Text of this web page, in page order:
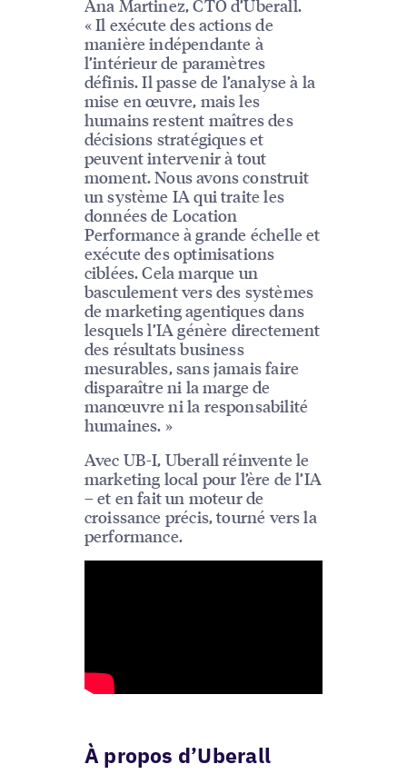
Ana Martinez, CTO d’Uberall.
« Il exécute des actions de
manière indépendante à
l’intérieur de paramètres
définis. Il passe de l’analyse à la
mise en œuvre, mais les
humains restent maîtres des
décisions stratégiques et
peuvent intervenir à tout
moment. Nous avons construit
un système IA qui traite les
données de Location
Performance à grande échelle et
exécute des optimisations
ciblées. Cela marque un
basculement vers des systèmes
de marketing agentiques dans
lesquels l’IA génère directement
des résultats business
mesurables, sans jamais faire
disparaître ni la marge de
manœuvre ni la responsabilité
humaines. »
Avec UB-I, Uberall réinvente le
marketing local pour l’ère de l’IA
– et en fait un moteur de
croissance précis, tourné vers la
performance.
À propos d’Uberall